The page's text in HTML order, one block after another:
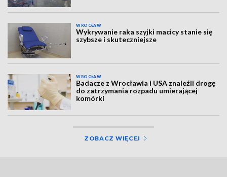
WROCŁAW
Wykrywanie raka szyjki macicy stanie się
szybsze i skuteczniejsze
WROCŁAW
Badacze z Wrocławia i USA znaleźli drogę
do zatrzymania rozpadu umierającej
komórki
ZOBACZ WIĘCEJ